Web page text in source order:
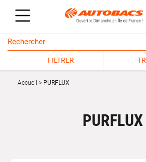
FILTRER
Accueil PURFLUX
PURFLUX